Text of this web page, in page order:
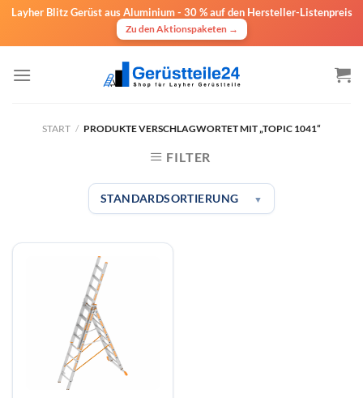
Layher Blitz Gerüst aus Aluminium - 30 % auf den Hersteller-Listenpreis
Zu den Aktionspaketen →
Inhalt
START / PRODUKTE VERSCHLAGWORTET MIT „TOPIC 1041“
FILTER
STANDARDSORTIERUNG ▼